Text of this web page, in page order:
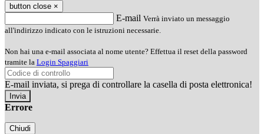
button close ×
E-mail Verrà inviato un messaggio
all'indirizzo indicato con le istruzioni necessarie.
Non hai una e-mail associata al nome utente? Effettua il reset della password
tramite la Login Spaggiari
E-mail inviata, si prega di controllare la casella di posta elettronica!
Errore
Chiudi